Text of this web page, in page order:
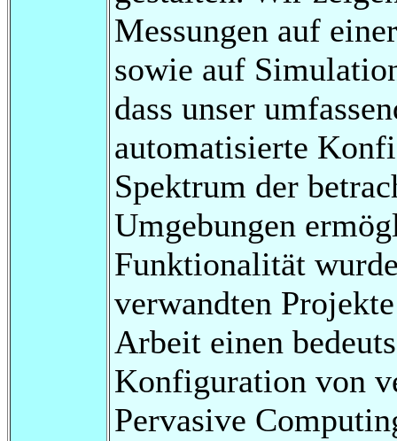
Messungen auf
sowie auf
dass unser
automatisierte
Spektrum der
Umgebungen
Funktionalität
verwandten
Arbeit einen
Konfiguration von
Pervasive